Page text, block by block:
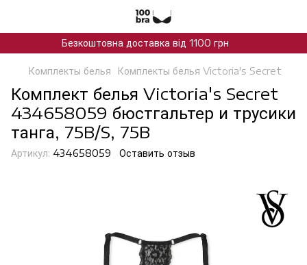
Безкоштовна доставка від 1100 грн
Комплекты белья Комплекты белья Victoria's Secret
Комплект белья Victoria's Secret
434658059 бюстгальтер и трусики
танга, 75B/S, 75B
Артикул: 434658059 Оставить отзыв